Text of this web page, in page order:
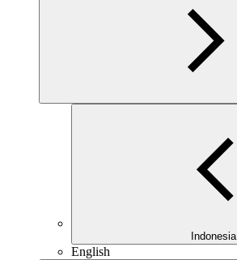
Indonesia
English